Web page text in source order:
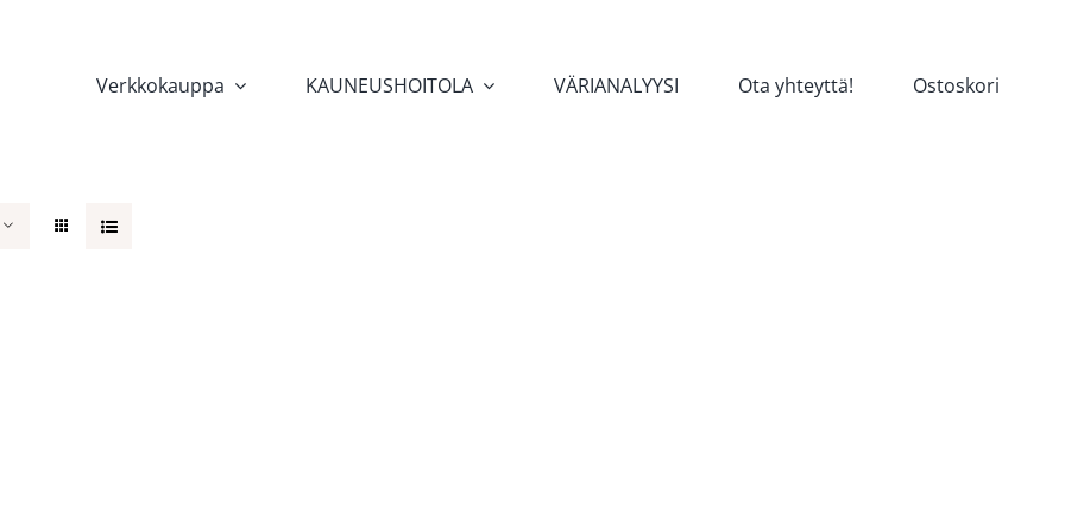
Verkkokauppa KAUNEUSHOITOLA VÄRIANALYYSI Ota yhteyttä! Ostoskori